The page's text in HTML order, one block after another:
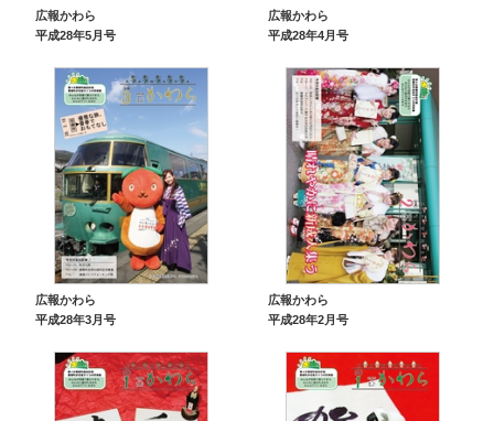
広報かわら
平成28年5月号
広報かわら
平成28年4月号
広報かわら
平成28年3月号
広報かわら
平成28年2月号